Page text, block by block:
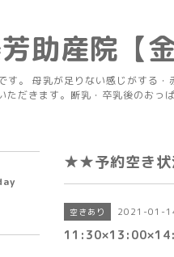
助産院【金
。 母乳が足りない感じがする
だきます。断乳・卒乳後のおっ
★★予約空き
空きあり 2021-01-